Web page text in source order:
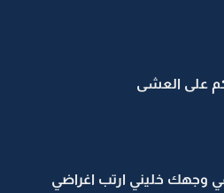
على العشى
وجهك خليني ارتب اغراضي